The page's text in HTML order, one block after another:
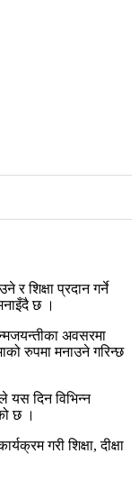
र शिक्षा प्रदान गर्ने
छ ।
अवसरमा
रुपमा मनाउने गरिन्छ
यस दिन विभिन्न
छ ।
गरी शिक्षा, दीक्षा